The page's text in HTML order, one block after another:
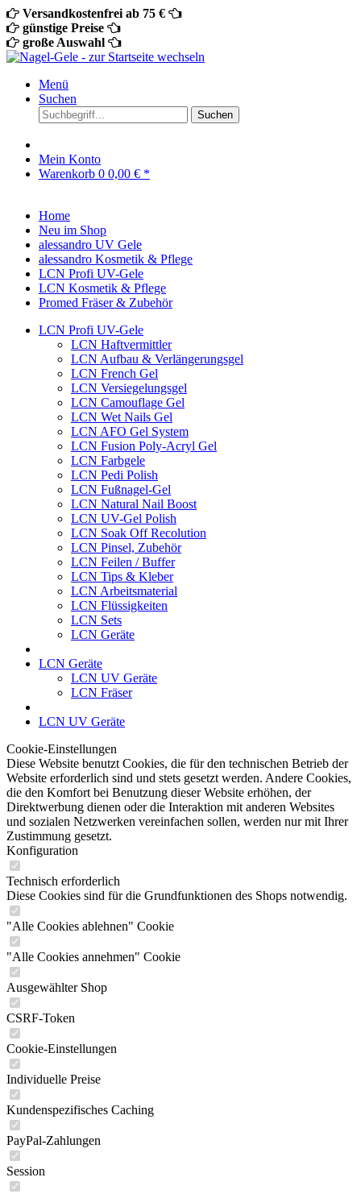
Versandkostenfrei ab 75 €
günstige Preise
große Auswahl
Menü
Suchen
Suchen
Mein Konto
Warenkorb 0 0,00 € *
Home
Neu im Shop
alessandro UV Gele
alessandro Kosmetik & Pflege
LCN Profi UV-Gele
LCN Kosmetik & Pflege
Promed Fräser & Zubehör
LCN Profi UV-Gele
LCN Haftvermittler
LCN Aufbau & Verlängerungsgel
LCN French Gel
LCN Versiegelungsgel
LCN Camouflage Gel
LCN Wet Nails Gel
LCN AFO Gel System
LCN Fusion Poly-Acryl Gel
LCN Farbgele
LCN Pedi Polish
LCN Fußnagel-Gel
LCN Natural Nail Boost
LCN UV-Gel Polish
LCN Soak Off Recolution
LCN Pinsel, Zubehör
LCN Feilen / Buffer
LCN Tips & Kleber
LCN Arbeitsmaterial
LCN Flüssigkeiten
LCN Sets
LCN Geräte
LCN Geräte
LCN UV Geräte
LCN Fräser
LCN UV Geräte
Cookie-Einstellungen
Diese Website benutzt Cookies, die für den technischen Betrieb der
Website erforderlich sind und stets gesetzt werden. Andere Cookies,
die den Komfort bei Benutzung dieser Website erhöhen, der
Direktwerbung dienen oder die Interaktion mit anderen Websites
und sozialen Netzwerken vereinfachen sollen, werden nur mit Ihrer
Zustimmung gesetzt.
Konfiguration
Technisch erforderlich
Diese Cookies sind für die Grundfunktionen des Shops notwendig.
"Alle Cookies ablehnen" Cookie
"Alle Cookies annehmen" Cookie
Ausgewählter Shop
CSRF-Token
Cookie-Einstellungen
Individuelle Preise
Kundenspezifisches Caching
PayPal-Zahlungen
Session